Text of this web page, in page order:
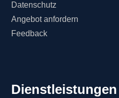
Datenschutz
Angebot anfordern
Feedback
Dienstleistungen